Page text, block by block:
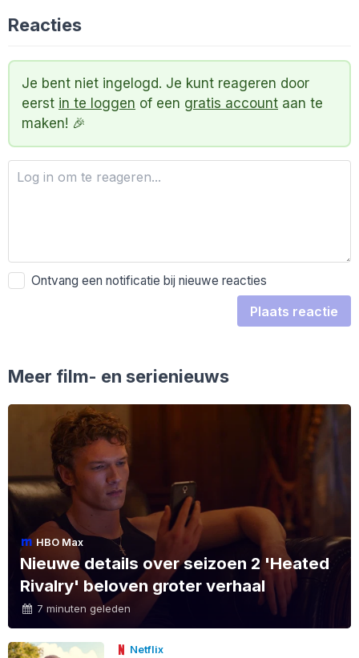
Reacties
Je bent niet ingelogd. Je kunt reageren door
eerst in te loggen of een gratis account aan te
maken! 🎉
Ontvang een notificatie bij nieuwe reacties
Plaats reactie
Meer film- en serienieuws
HBO Max
Nieuwe details over seizoen 2 'Heated
Rivalry' beloven groter verhaal
7 minuten geleden
Netflix